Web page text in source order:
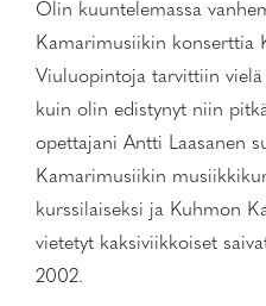
Olin kuuntelemassa
Kamarimusiikin konserttia
Viuluopintoja tarvittiin
kuin olin edistynyt niin
opettajani Antti Laasanen
Kamarimusiikin
kurssilaiseksi ja Kuhmon
vietetyt kaksiviikkoiset
2002.